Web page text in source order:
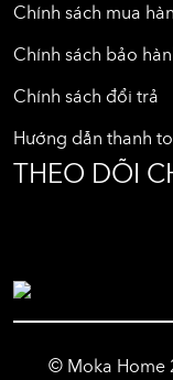
Chính sách mua
Chính sách bảo
Chính sách đổi trả
Hướng dẫn thanh
THEO DÕI
© Moka Home